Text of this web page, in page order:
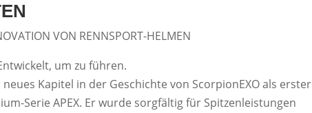
VON RENNSPORT-HELMEN
um zu führen.
neues Kapitel in der Geschichte von ScorpionEXO als erster
Serie APEX. Er wurde sorgfältig für Spitzenleistungen